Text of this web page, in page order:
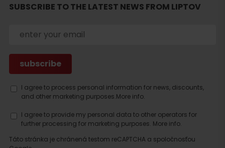
SUBSCRIBE TO THE LATEST NEWS FROM LIPTOV
I agree to process personal information for news, discounts,
and other marketing purposes.More info.
I agree to provide my personal data to other operators for
further processing for marketing purposes. More info.
Táto stránka je chránená testom reCAPTCHA a spoločnosťou